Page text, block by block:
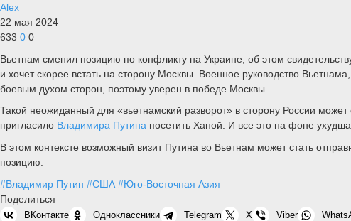
Alex
22 мая 2024
633 0 0
Вьетнам сменил позицию по конфликту на Украине, об этом
и хочет скорее встать на сторону Москвы. Военное руководство
боевым духом сторон, поэтому уверен в победе Москвы.
Такой неожиданный для «вьетнамский разворот» в сторону России
пригласило Владимира Путина посетить Ханой. И все это на фоне
В этом контексте возможный визит Путина во Вьетнам может стать
позицию.
#Владимир Путин #США #Юго-Восточная Азия
Поделиться
ВКонтакте Одноклассники Telegram X Viber